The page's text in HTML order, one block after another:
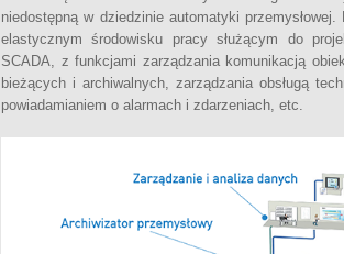
niedostępną w dziedzinie automatyki
elastycznym środowisku pracy służącym do
SCADA, z funkcjami zarządzania komunikacją
bieżących i archiwalnych, zarządzania obsługą
powiadamianiem o alarmach i zdarzeniach, etc.